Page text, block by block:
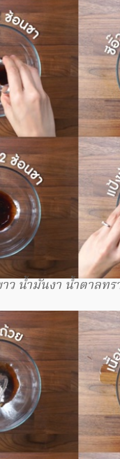
น้ำมันงา น้ำตาลท